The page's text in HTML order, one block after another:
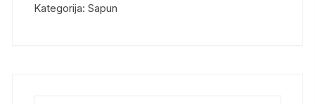
Kategorija:Sapun